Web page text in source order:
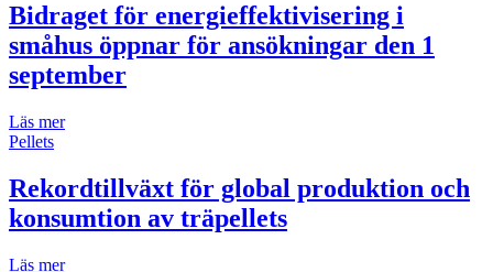
Bidraget för energieffektivisering i
småhus öppnar för ansökningar den 1
september
Läs mer
Pellets
Rekordtillväxt för global produktion och
konsumtion av träpellets
Läs mer